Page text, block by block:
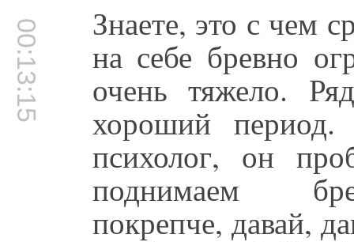
00:13:15 Знаете, это с чем
на себе бревно
очень тяжело.
хороший
психолог, он
поднимаем
покрепче, давай,